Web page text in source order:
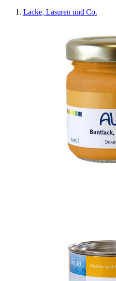
Lacke, Lasuren und Co.